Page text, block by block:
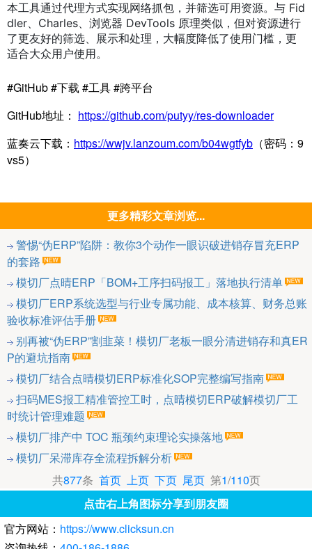
本工具通过代理方式实现网络抓包，并筛选可用资源。与 Fid
dler、Charles、浏览器 DevTools 原理类似，但对资源进行
了更友好的筛选、展示和处理，大幅度降低了使用门槛，更
适合大众用户使用。
#GitHub #下载 #工具 #跨平台
GitHub地址： https://github.com/putyy/res-downloader
蓝奏云下载： https://wwjv.lanzoum.com/b04wgtfyb （密码：9
vs5）
更多精彩文章浏览...
警惕“伪ERP”陷阱：教你3个动作一眼识破进销存冒充ERP
的套路
模切厂点晴ERP「BOM+工序扫码报工」落地执行清单
模切厂ERP系统选型与行业专属功能、成本核算、财务总账
验收标准评估手册
别再被“伪ERP”割韭菜！模切厂老板一眼分清进销存和真ER
P的避坑指南
模切厂结合点晴模切ERP标准化SOP完整编写指南
扫码MES报工精准管控工时，点晴模切ERP破解模切厂工
时统计管理难题
模切厂排产中 TOC 瓶颈约束理论实操落地
模切厂呆滞库存全流程拆解分析
共877条 首页 上页 下页 尾页第1/110页
点击右上角图标分享到朋友圈
官方网站： https://www.clicksun.cn